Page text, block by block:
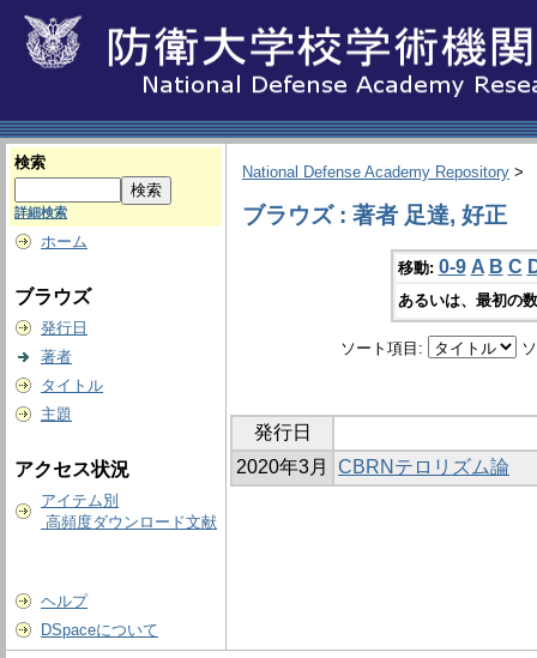
検索
詳細検索
ホーム
ブラウズ
発行日
著者
タイトル
主題
アクセス状況
アイテム別
高頻度ダウンロード文献
ヘルプ
DSpaceについて
National Defense Academy Repository >
ブラウズ : 著者 足達, 好正
移動: 0-9 A B C
あるいは、最初の
ソート項目:
発行日
2020年3月
CBRNテロリズム論